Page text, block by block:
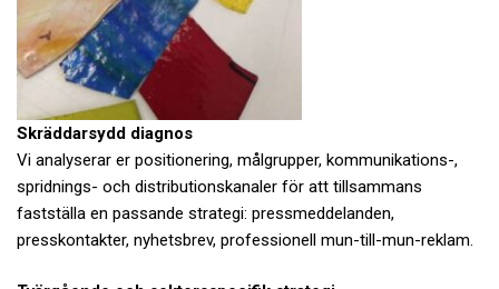
Skräddarsydd diagnos
Vi analyserar er positionering, målgrupper, kommunikations-,
spridnings- och distributionskanaler för att tillsammans
fastställa en passande strategi: pressmeddelanden,
presskontakter, nyhetsbrev, professionell mun-till-mun-reklam.